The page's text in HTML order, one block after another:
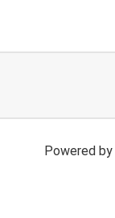
Powered by